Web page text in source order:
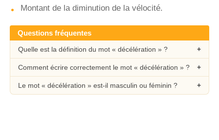
Montant de la diminution de la vélocité.
Questions fréquentes
Quelle est la définition du mot « décélération » ?
Comment écrire correctement le mot « décélération » ?
Le mot « décélération » est-il masculin ou féminin ?